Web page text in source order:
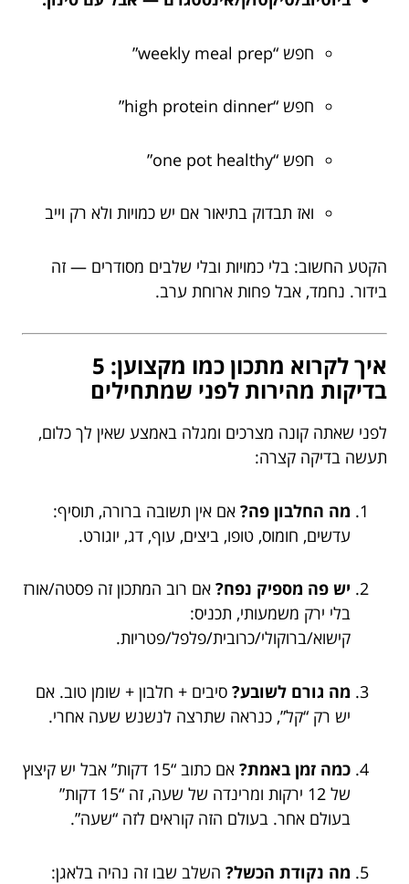
חפש “weekly meal prep”
חפש “high protein dinner”
חפש “one pot healthy”
ואז תבדוק בתיאור אם יש כמויות ולא רק וייב
הקטע החשוב: בלי כמויות ובלי שלבים מסודרים — זה
בידור. נחמד, אבל פחות ארוחת ערב.
איך לקרוא מתכון כמו מקצוען: 5
בדיקות מהירות לפני שמתחילים
לפני שאתה קונה מצרכים ומגלה באמצע שאין לך כלום,
תעשה בדיקה קצרה:
מה החלבון פה? אם אין תשובה ברורה, תוסיף:
עדשים, חומוס, טופו, ביצים, עוף, דג, יוגורט.
יש פה מספיק נפח? אם רוב המתכון זה פסטה/אורז
בלי ירק משמעותי, תכניס:
קישוא/ברוקולי/כרובית/פלפל/פטריות.
מה גורם לשובע? סיבים + חלבון + שומן טוב. אם
יש רק “קל”, כנראה שתרצה לנשנש שעה אחרי.
כמה זמן באמת?
אם כתוב “15 דקות” אבל יש קיצוץ
של 12 ירקות ומרינדה של שעה, זה “15 דקות”
בעולם אחר. בעולם הזה קוראים לזה “שעה”.
מה נקודת הכשל? השלב שבו זה נהיה בלאגן: